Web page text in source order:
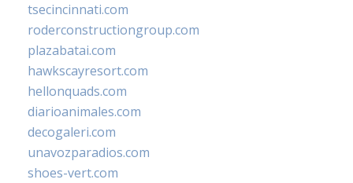
tsecincinnati.com
roderconstructiongroup.com
plazabatai.com
hawkscayresort.com
hellonquads.com
diarioanimales.com
decogaleri.com
unavozparadios.com
shoes-vert.com